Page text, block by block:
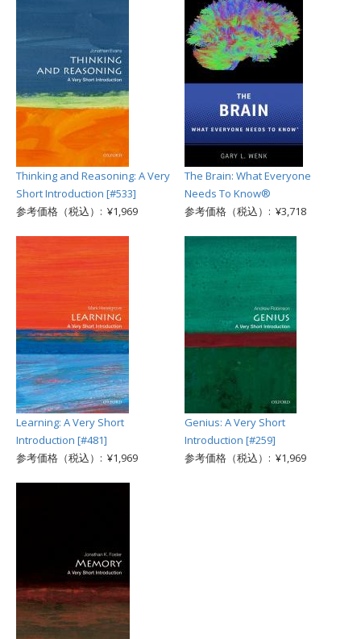
Thinking and Reasoning: A Very
Short Introduction [#533]
参考価格（税込）: ¥1,969
The Brain: What Everyone
Needs To Know®
参考価格（税込）: ¥3,718
Learning: A Very Short
Introduction [#481]
参考価格（税込）: ¥1,969
Genius: A Very Short
Introduction [#259]
参考価格（税込）: ¥1,969